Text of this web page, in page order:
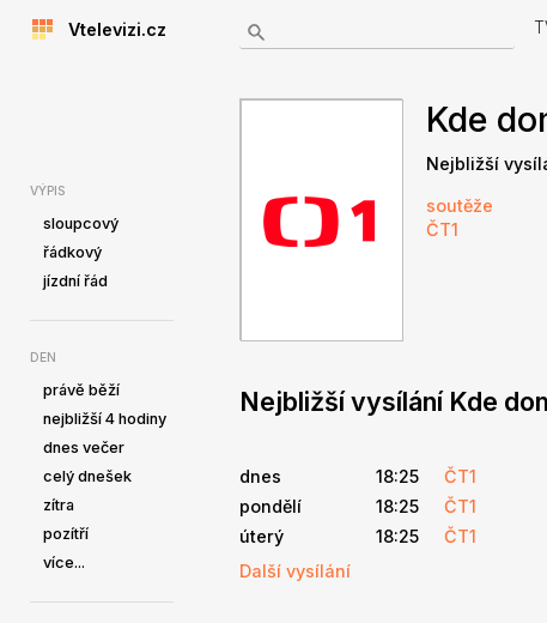
Vtelevizi.cz
VÝPIS
sloupcový
řádkový
jízdní řád
DEN
právě běží
nejbližší 4 hodiny
dnes večer
celý dnešek
zítra
pozítří
více...
Kde
Nejbližší
soutěže
ČT1
Nejbližší vysílání Kde
dnes 18:25 ČT1
pondělí
18:25 ČT1
úterý
18:25 ČT1
Další vysílání